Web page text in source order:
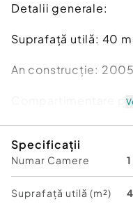
Detalii generale:
Suprafață utilă: 40
An construcție: 2005
Compartimentare
Dormitor decomandat
Living cu bucătărie
Specificații
Numar Camere 1
Suprafață utilă (m²)